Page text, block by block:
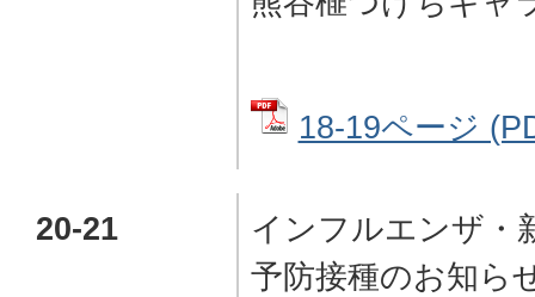
18-19ページ
20-21
インフルエンザ・
予防接種のお知ら